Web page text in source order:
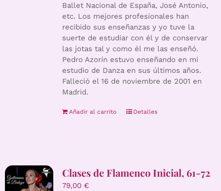
Ballet Nacional de España, José Antonio,
etc. Los mejores profesionales han
recibido sus enseñanzas y yo tuve la
suerte de estudiar con él y de conservar
las jotas tal y como él me las enseñó.
Pedro Azorín estuvo enseñando en mi
estudio de Danza en sus últimos años.
Falleció el 16 de noviembre de 2001 en
Madrid.
Añadir al carrito Detalles
Clases de Flamenco Inicial, 61-72
79,00 €